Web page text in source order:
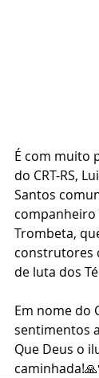
É com muito
do CRT-RS,
Santos
companheiro
Trombeta,
construtores
de luta dos
Em nome do
sentimentos
Que Deus o